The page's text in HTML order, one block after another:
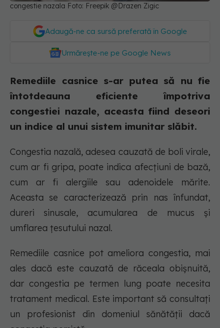
congestie nazala Foto: Freepik @Drazen Zigic
Adaugă-ne ca sursă preferată în Google
Urmărește-ne pe Google News
Remediile casnice s-ar putea să nu fie
întotdeauna eficiente împotriva
congestiei nazale, aceasta fiind deseori
un indice al unui sistem imunitar slăbit.
Congestia nazală, adesea cauzată de boli virale,
cum ar fi gripa, poate indica afecțiuni de bază,
cum ar fi alergiile sau adenoidele mărite.
Aceasta se caracterizează prin nas înfundat,
dureri sinusale, acumularea de mucus și
umflarea țesutului nazal.
Remediile casnice pot ameliora congestia, mai
ales dacă este cauzată de răceala obișnuită,
dar congestia pe termen lung poate necesita
tratament medical. Este important să consultați
un profesionist din domeniul sănătății dacă